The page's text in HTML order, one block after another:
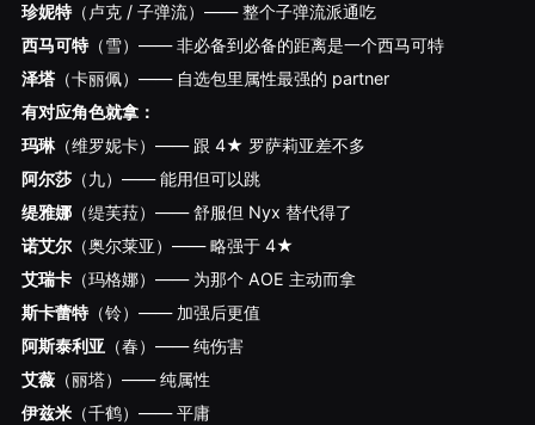
珍妮特（卢克 / 子弹流）—— 整个子弹流派通吃
西马可特（雪）—— 非必备到必备的距离是一个西马可特
泽塔（卡丽佩）—— 自选包里属性最强的 partner
有对应角色就拿：
玛琳（维罗妮卡）—— 跟 4★ 罗萨莉亚差不多
阿尔莎（九）—— 能用但可以跳
缇雅娜（缇芙菈）—— 舒服但 Nyx 替代得了
诺艾尔（奥尔莱亚）—— 略强于 4★
艾瑞卡（玛格娜）—— 为那个 AOE 主动而拿
斯卡蕾特（铃）—— 加强后更值
阿斯泰利亚 （春）—— 纯伤害
艾薇（丽塔）—— 纯属性
伊兹米（千鹤）—— 平庸